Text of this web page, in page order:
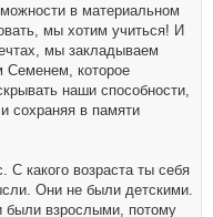
в материальном
мы хотим учиться! И
мы закладываем
Семенем, которое
наши способности,
сохраняя в памяти
С какого возраста ты себя
Они не были детскими.
были взрослыми, потому